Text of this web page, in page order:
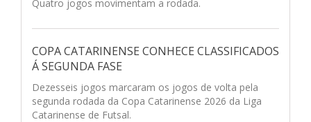
Quatro jogos movimentam a rodada.
COPA CATARINENSE CONHECE CLASSIFICADOS
Á SEGUNDA FASE
Dezesseis jogos marcaram os jogos de volta pela
segunda rodada da Copa Catarinense 2026 da Liga
Catarinense de Futsal.